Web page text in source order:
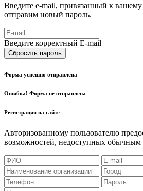
Введите e-mail, привязанный к
отправим новый пароль.
Введите корректный E-mail
Сбросить пароль
Форма успешно отправлена
Ошибка! Форма не отправлена
Регистрация на сайте
Авторизованному пользователю
возможностей, недоступных обычным